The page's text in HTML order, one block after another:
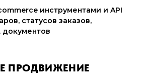
инструментами и API
статусов заказов,
документов
ПРОДВИЖЕНИЕ